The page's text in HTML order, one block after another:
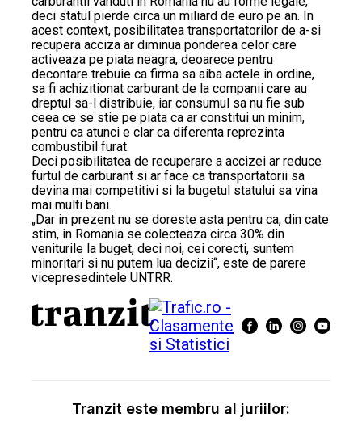
deci statul pierde circa un miliard de euro pe an. In
acest context, posibilitatea transportatorilor de a-si
recupera acciza ar diminua ponderea celor care
activeaza pe piata neagra, deoarece pentru
decontare trebuie ca firma sa aiba actele in ordine,
sa fi achizitionat carburant de la companii care au
dreptul sa-l distribuie, iar consumul sa nu fie sub
ceea ce se stie pe piata ca ar constitui un minim,
pentru ca atunci e clar ca diferenta reprezinta
combustibil furat.
Deci posibilitatea de recuperare a accizei ar reduce
furtul de carburant si ar face ca transportatorii sa
devina mai competitivi si la bugetul statului sa vina
mai multi bani.
„Dar in prezent nu se doreste asta pentru ca, din cate
stim, in Romania se colecteaza circa 30% din
veniturile la buget, deci noi, cei corecti, suntem
minoritari si nu putem lua decizii“, este de parere
vicepresedintele UNTRR.
Tranzit este membru al juriilor: